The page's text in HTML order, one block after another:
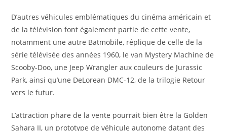
D’autres véhicules emblématiques du cinéma américain et
de la télévision font également partie de cette vente,
notamment une autre Batmobile, réplique de celle de la
série télévisée des années 1960, le van Mystery Machine de
Scooby-Doo, une Jeep Wrangler aux couleurs de Jurassic
Park, ainsi qu’une DeLorean DMC-12, de la trilogie Retour
vers le futur.
L’attraction phare de la vente pourrait bien être la Golden
Sahara II, un prototype de véhicule autonome datant des